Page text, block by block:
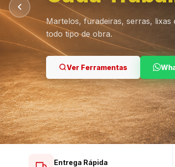
Ver Lustres
Martelos, furadeiras, serras,
todo tipo de obra.
Ver Ferramentas
Ver Tintas
Entrega Rápida